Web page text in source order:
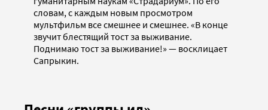
словам, с каждым новым просмотром
мультфильм все смешнее и смешнее. «В конце
звучит блестящий тост за выживание.
Поднимаю тост за выживание!» — восклицает
Сапрыкин.